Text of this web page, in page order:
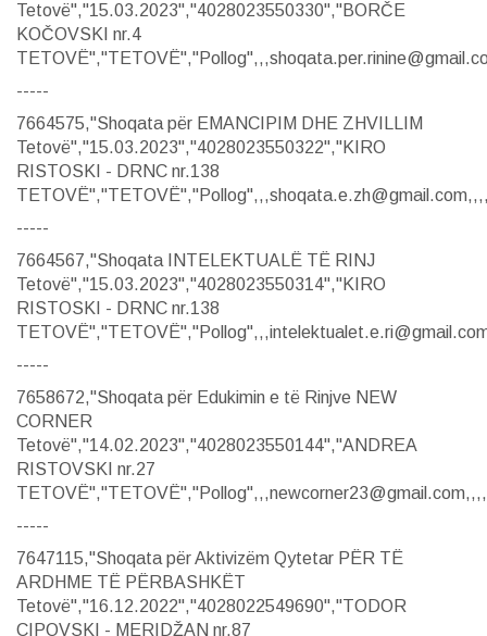
Tetovë","15.03.2023","4028023550330","BORČE
KOČOVSKI nr.4
-----
7664575,"Shoqata për EMANCIPIM DHE ZHVILLIM
Tetovë","15.03.2023","4028023550322","KIRO
RISTOSKI - DRNC nr.138
-----
7664567,"Shoqata INTELEKTUALË TË RINJ
Tetovë","15.03.2023","4028023550314","KIRO
RISTOSKI - DRNC nr.138
-----
7658672,"Shoqata për Edukimin e të Rinjve NEW
CORNER
Tetovë","14.02.2023","4028023550144","ANDREA
RISTOVSKI nr.27
-----
7647115,"Shoqata për Aktivizëm Qytetar PËR TË
ARDHME TË PËRBASHKËT
Tetovë","16.12.2022","4028022549690","TODOR
CIPOVSKI - MERIDŽAN nr.87